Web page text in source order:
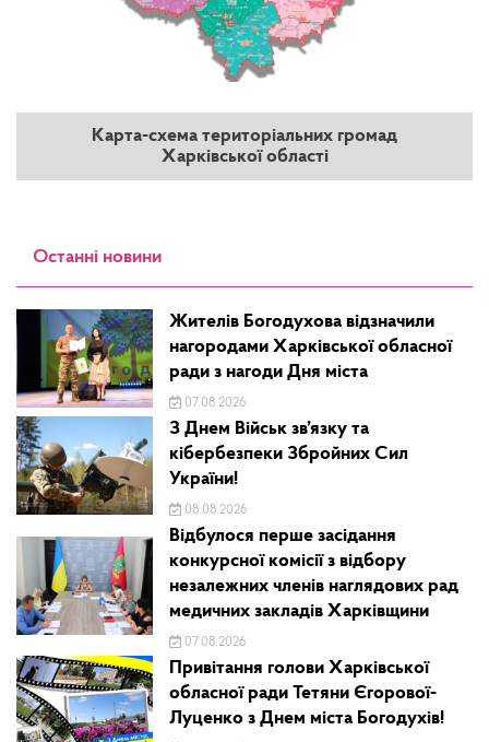
Карта-схема територіальних громад
Харківської області
Останні новини
Жителів Богодухова відзначили
нагородами Харківської обласної
ради з нагоди Дня міста
07.08.2026
З Днем Військ зв’язку та
кібербезпеки Збройних Сил
України!
08.08.2026
Відбулося перше засідання
конкурсної комісії з відбору
незалежних членів наглядових рад
медичних закладів Харківщини
07.08.2026
Привітання голови Харківської
обласної ради Тетяни Єгорової-
Луценко з Днем міста Богодухів!